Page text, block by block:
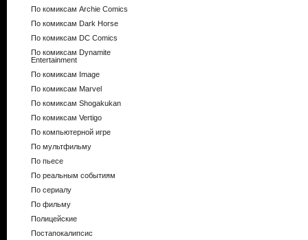
По комиксам Archie Comics
По комиксам Dark Horse
По комиксам DC Comics
По комиксам Dynamite
Entertainment
По комиксам Image
По комиксам Marvel
По комиксам Shogakukan
По комиксам Vertigo
По компьютерной игре
По мультфильму
По пьесе
По реальным событиям
По сериалу
По фильму
Полицейские
Постапокалипсис